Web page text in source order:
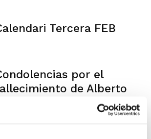
Tercera FEB
por el
de Alberto